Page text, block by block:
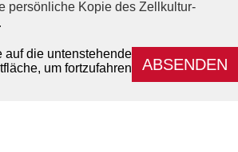
persönliche Kopie des Zellkultur-
auf die untenstehende
um fortzufahren
ABSENDEN